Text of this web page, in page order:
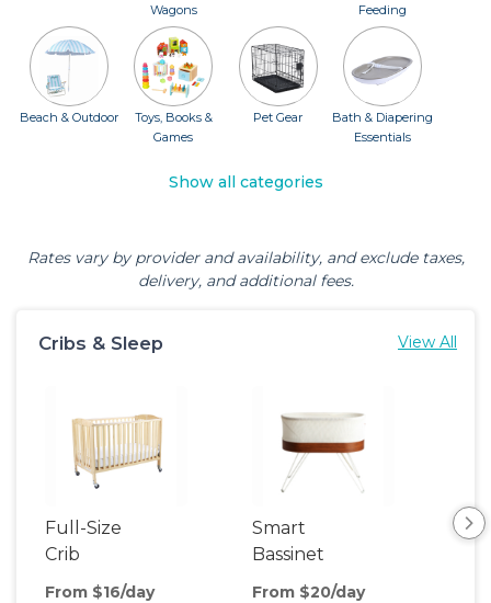
Wagons
Feeding
Beach & Outdoor
Toys, Books &
Games
Pet Gear
Bath & Diapering
Essentials
Show all categories
Rates vary by provider and availability, and exclude taxes,
delivery, and additional fees.
Cribs & Sleep View All
Full-Size
Crib
From $16/day
Smart
Bassinet
From $20/day